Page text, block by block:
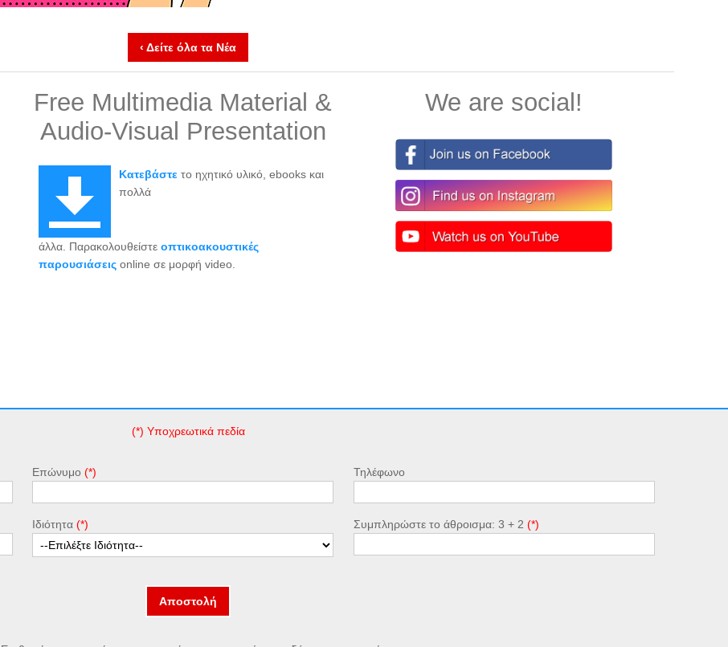
‹ Δείτε όλα τα Νέα
Free Multimedia Material &
Audio-Visual Presentation
Κατεβάστε το ηχητικό υλικό, ebooks και
πολλά
άλλα. Παρακολουθείστεοπτικοακουστικές
παρουσιάσεις online σε μορφή video.
We are social!
(*) Υποχρεωτικά πεδία
Επώνυμο
Ιδιότητα
Τηλέφωνο
Συμπληρώστε το άθροισμα: 3 + 2
Αποστολή